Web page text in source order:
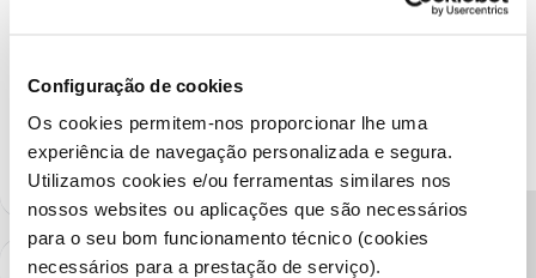
Configuração de cookies
Os cookies permitem-nos proporcionar lhe uma
experiência de navegação personalizada e segura.
Utilizamos cookies e/ou ferramentas similares nos
nossos websites ou aplicações que são necessários
para o seu bom funcionamento técnico (cookies
necessários para a prestação de serviço).
Ajude a comunidade a encontrar informação relevante. Marque